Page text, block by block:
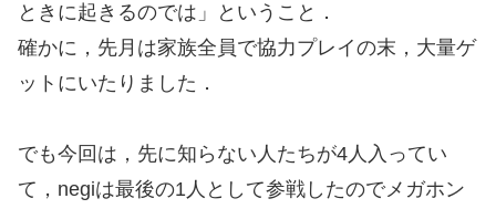
ときに起きるのでは」ということ．
確かに，先月は家族全員で協力プレイの末，大量ゲ
ットにいたりました．
でも今回は，先に知らない人たちが4人入ってい
て，negiは最後の1人として参戦したのでメガホン